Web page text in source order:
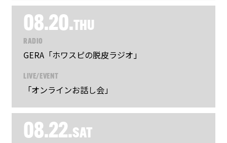
08.20.THU
RADIO
GERA「ホワスピの脱皮ラジオ」
LIVE/EVENT
「オンラインお話し会」
08.22.SAT